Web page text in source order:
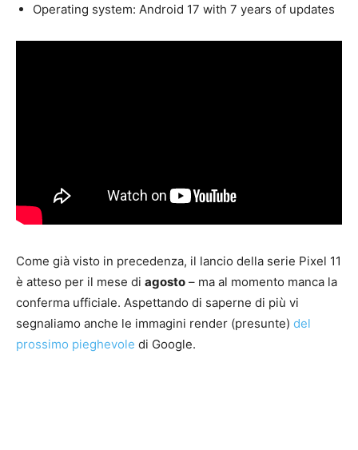
Operating system: Android 17 with 7 years of updates
Come già visto in precedenza, il lancio della serie Pixel 11
è atteso per il mese di agosto – ma al momento manca la
conferma ufficiale. Aspettando di saperne di più vi
segnaliamo anche le immagini render (presunte) del
prossimo pieghevole di Google.